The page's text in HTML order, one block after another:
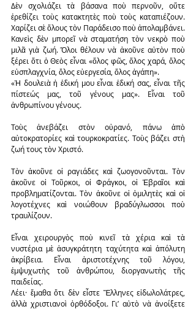
Δὲν σχολιάζει τὰ βάσανα ποὺ περνοῦν, οὔτε
ἐρεθίζει τοὺς κατακτητὲς ποὺ τοὺς καταπιέζουν.
Χαρίζει σὲ ὅλους τὸν Παράδεισο ποὺ ἀπολαμβάνει.
Κανεὶς δὲν μπορεῖ νὰ σταματήση τὸν νεκρὸ ποὺ
μιλᾶ γιὰ ζωή. Ὅλοι θέλουν νὰ ἀκοῦνε αὐτὸν ποὺ
ξέρει ὅτι ὁ Θεὸς εἶναι «ὅλος φῶς, ὅλος χαρά, ὅλος
εὐσπλαγχνία, ὅλος εὐεργεσία, ὅλος ἀγάπη».
«Ἡ δουλειὰ ἡ ἐδική μου εἶναι ἐδική σας, εἶναι τῆς
πίστεώς μας, τοῦ γένους μας». Εἶναι τοῦ
ἀνθρωπίνου γένους.
Τοὺς ἀνεβάζει στὸν οὐρανό, πάνω ἀπὸ
αὐτοκρατορίες καὶ τουρκοκρατίες. Τοὺς βάζει στὴ
ζωή τους τὸν Χριστό.
Τὸν ἀκοῦνε οἱ ραγιάδες καὶ ζωογονοῦνται. Τὸν
ἀκοῦνε οἱ Τοῦρκοι, οἱ Φράγκοι, οἱ Ἑβραῖοι καὶ
προβληματίζονται. Τὸν ἀκοῦνε οἱ ὁμιλητὲς καὶ οἱ
λογοτέχνες καὶ νοιώθουν βραδύγλωσσοι ποὺ
τραυλίζουν.
Εἶναι χειρουργὸς ποὺ κινεῖ τὰ χέρια καὶ τὰ
νυστέρια μὲ ἀσυγκράτητη ταχύτητα καὶ ἀπόλυτη
ἀκρίβεια. Εἶναι ἀριστοτέχνης τοῦ λόγου,
ἐμψυχωτὴς τοῦ ἀνθρώπου, διοργανωτὴς τῆς
παιδείας.
Λέει· ἔμαθα ὅτι δὲν εἶστε Ἕλληνες εἰδωλολάτρες,
ἀλλὰ χριστιανοὶ ὀρθόδοξοι. Γι’ αὐτὸ νὰ ἀνοίξετε